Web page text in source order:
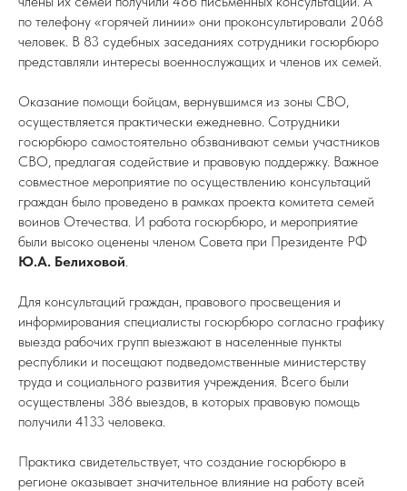
по телефону «горячей линии» они проконсультировали 2068
человек. В 83 судебных заседаниях сотрудники госюрбюро
представляли интересы военнослужащих и членов их семей.
Оказание помощи бойцам, вернувшимся из зоны СВО,
осуществляется практически ежедневно. Сотрудники
госюрбюро самостоятельно обзванивают семьи участников
СВО, предлагая содействие и правовую поддержку. Важное
совместное мероприятие по осуществлению консультаций
граждан было проведено в рамках проекта комитета семей
воинов Отечества. И работа госюрбюро, и мероприятие
были высоко оценены членом Совета при Президенте РФ
Ю.А. Белиховой.
Для консультаций граждан, правового просвещения и
информирования специалисты госюрбюро согласно графику
выезда рабочих групп выезжают в населенные пункты
республики и посещают подведомственные министерству
труда и социального развития учреждения. Всего были
осуществлены 386 выездов, в которых правовую помощь
получили 4133 человека.
Практика свидетельствует, что создание госюрбюро в
регионе оказывает значительное влияние на работу всей